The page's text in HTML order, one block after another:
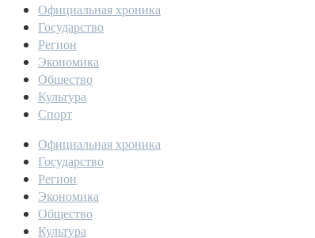
Официальная хроника
Государство
Регион
Экономика
Общество
Культура
Спорт
Официальная хроника
Государство
Регион
Экономика
Общество
Культура